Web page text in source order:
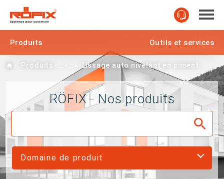
Produits Outils et services
Home
Produits Lissage auto nivelant en ciment
RÖFIX - Nos produits
Domaine de produit